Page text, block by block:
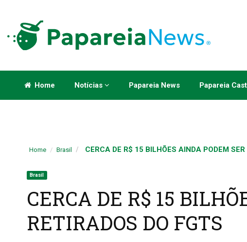
Home Notícias Papareia News Papareia Cast
Home Brasil CERCA DE R$ 15 BILHÕES AINDA PODEM SER
Brasil
CERCA DE R$ 15
RETIRADOS DO FGTS